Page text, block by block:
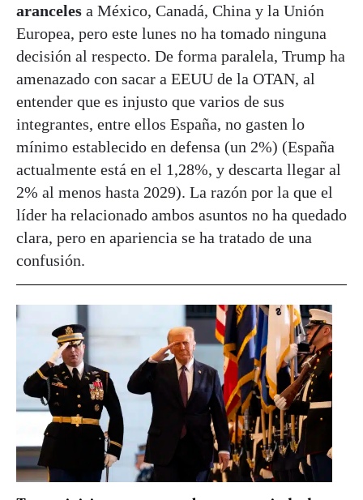
aranceles a México, Canadá, China y la Unión
Europea, pero este lunes no ha tomado ninguna
decisión al respecto. De forma paralela, Trump ha
amenazado con sacar a EEUU de la OTAN, al
entender que es injusto que varios de sus
integrantes, entre ellos España, no gasten lo
mínimo establecido en defensa (un 2%) (España
actualmente está en el 1,28%, y descarta llegar al
2% al menos hasta 2029). La razón por la que el
líder ha relacionado ambos asuntos no ha quedado
clara, pero en apariencia se ha tratado de una
confusión.